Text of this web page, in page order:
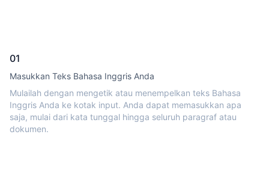
01
Masukkan Teks Bahasa Inggris Anda
Mulailah dengan mengetik atau menempelkan teks Bahasa
Inggris Anda ke kotak input. Anda dapat memasukkan apa
saja, mulai dari kata tunggal hingga seluruh paragraf atau
dokumen.